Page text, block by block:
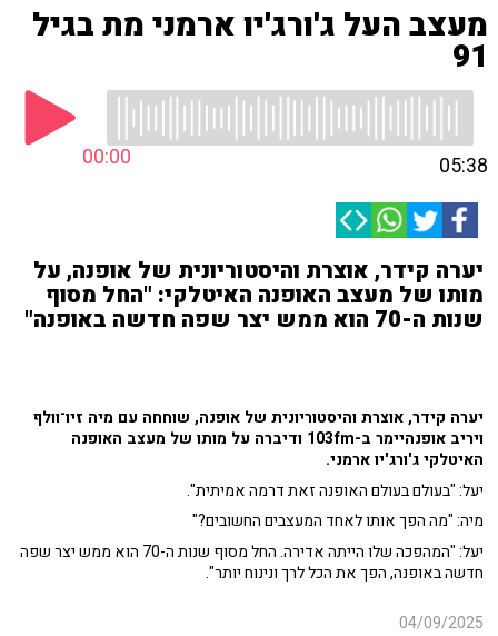
מעצב העל ג'ורג'יו ארמני מת בגיל
91
00:00 05:38
יערה קידר, אוצרת והיסטוריונית של אופנה, על
מותו של מעצב האופנה האיטלקי: "החל מסוף
שנות ה-70 הוא ממש יצר שפה חדשה באופנה"
יערה קידר, אוצרת והיסטוריונית של אופנה, שוחחה עם מיה זיו־וולף
ויריב אופנהיימר ב-103fm ודיברה על מותו של מעצב האופנה
האיטלקי ג'ורג'יו ארמני.
יעל: "בעולם בעולם האופנה זאת דרמה אמיתית".
מיה: "מה הפך אותו לאחד המעצבים החשובים?"
יעל: "המהפכה שלו הייתה אדירה. החל מסוף שנות ה-70 הוא ממש יצר שפה
חדשה באופנה, הפך את הכל לרך ונינוח יותר".
04/09/2025